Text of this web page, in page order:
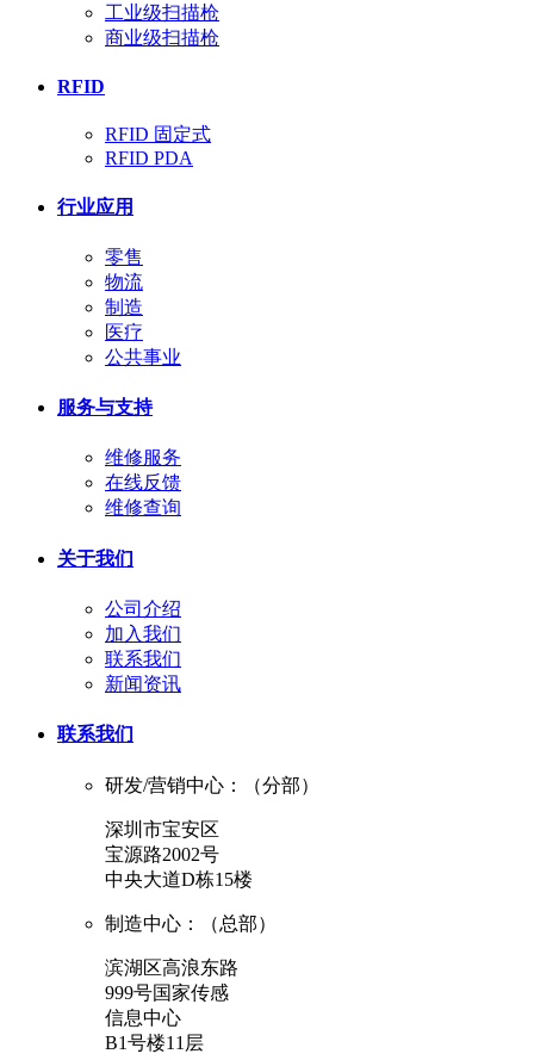
工业级扫描枪
商业级扫描枪
RFID
RFID 固定式
RFID PDA
行业应用
零售
物流
制造
医疗
公共事业
服务与支持
维修服务
在线反馈
维修查询
关于我们
公司介绍
加入我们
联系我们
新闻资讯
联系我们
研发/营销中心：（分部）
深圳市宝安区
宝源路2002号
中央大道D栋15楼
制造中心：（总部）
滨湖区高浪东路
999号国家传感
信息中心
B1号楼11层